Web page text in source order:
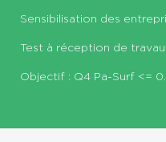
Sensibilisation des
Test à réception de
Objectif : Q4 Pa-Surf <=